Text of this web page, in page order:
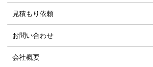
見積もり依頼
お問い合わせ
会社概要